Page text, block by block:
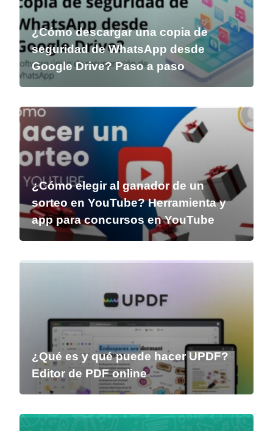
¿Cómo descargar una copia de
seguridad de WhatsApp desde
Google Drive? Paso a paso
¿Cómo elegir al ganador de un
sorteo en YouTube? Herramienta y
app para concursos en YouTube
¿Qué es y qué puede hacer UPDF?
Editor de PDF online